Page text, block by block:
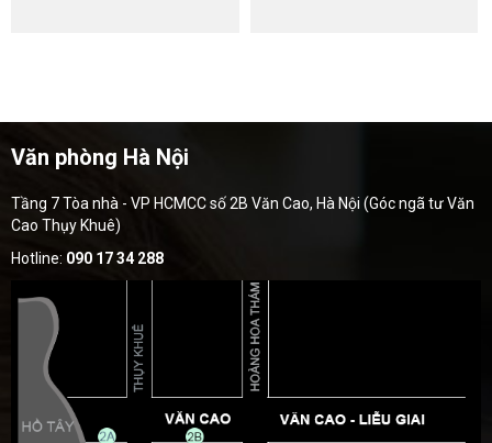
Văn phòng Hà Nội
Tầng 7 Tòa nhà - VP HCMCC số 2B Văn Cao, Hà Nội (Góc ngã tư Văn
Cao Thụy Khuê)
Hotline: 090 17 34 288